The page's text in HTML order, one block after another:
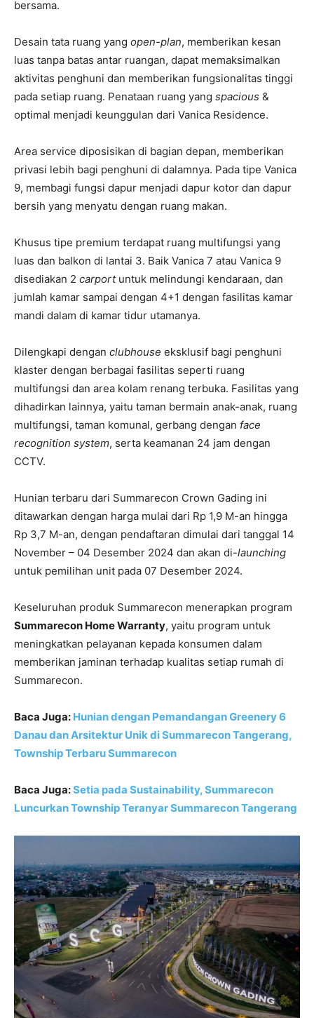
bersama.
Desain tata ruang yang open-plan, memberikan kesan
luas tanpa batas antar ruangan, dapat memaksimalkan
aktivitas penghuni dan memberikan fungsionalitas tinggi
pada setiap ruang. Penataan ruang yang spacious &
optimal menjadi keunggulan dari Vanica Residence.
Area service diposisikan di bagian depan, memberikan
privasi lebih bagi penghuni di dalamnya. Pada tipe Vanica
9, membagi fungsi dapur menjadi dapur kotor dan dapur
bersih yang menyatu dengan ruang makan.
Khusus tipe premium terdapat ruang multifungsi yang
luas dan balkon di lantai 3. Baik Vanica 7 atau Vanica 9
disediakan 2 carportuntuk melindungi kendaraan, dan
jumlah kamar sampai dengan 4+1 dengan fasilitas kamar
mandi dalam di kamar tidur utamanya.
Dilengkapi dengan clubhouse eksklusif bagi penghuni
klaster dengan berbagai fasilitas seperti ruang
multifungsi dan area kolam renang terbuka. Fasilitas yang
dihadirkan lainnya, yaitu taman bermain anak-anak, ruang
multifungsi, taman komunal, gerbang dengan face
recognition system, serta keamanan 24 jam dengan
CCTV.
Hunian terbaru dari Summarecon Crown Gading ini
ditawarkan dengan harga mulai dari Rp 1,9 M-an hingga
Rp 3,7 M-an, dengan pendaftaran dimulai dari tanggal 14
November – 04 Desember 2024 dan akan di-launching
untuk pemilihan unit pada 07 Desember 2024.
Keseluruhan produk Summarecon menerapkan program
Summarecon Home Warranty, yaitu program untuk
meningkatkan pelayanan kepada konsumen dalam
memberikan jaminan terhadap kualitas setiap rumah di
Summarecon.
Baca Juga: Hunian dengan Pemandangan Greenery 6
Danau dan Arsitektur Unik di Summarecon Tangerang,
Township Terbaru Summarecon
Baca Juga:Setia pada Sustainability, Summarecon
Luncurkan Township Teranyar Summarecon Tangerang